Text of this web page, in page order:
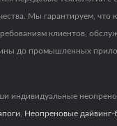
Мы гарантируем, что
клиентов,
до промышленных
индивидуальные
Неопреновые дайвинг-